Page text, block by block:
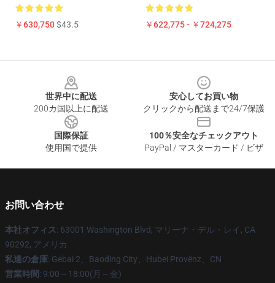
￥630,750$43.5 ￥622,775 - ￥724,275
世界中に配送
200カ国以上に配送
安心してお買い物
クリックから配送まで24/7保護
国際保証
使用国で提供
100％安全なチェックアウト
PayPal / マスターカード / ビザ
お問い合わせ
本社オフィス: 63001 Washington Blvd, マリーナ・デル・レイ, CA
90292, アメリカ
私達の倉庫: Gebai 2、Baoding City、Hubei Provënz、CN
営業時間: 9:00～18:00(月～金)